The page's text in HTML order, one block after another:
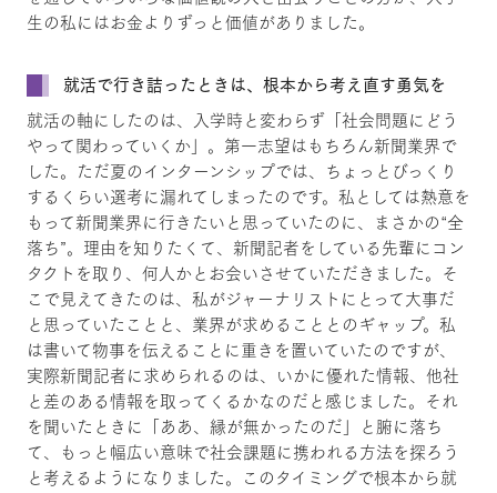
生の私にはお金よりずっと価値がありました。
就活で行き詰ったときは、根本から考え直す勇気を
就活の軸にしたのは、入学時と変わらず「社会問題にどう
やって関わっていくか」。第一志望はもちろん新聞業界で
した。ただ夏のインターンシップでは、ちょっとびっくり
するくらい選考に漏れてしまったのです。私としては熱意を
もって新聞業界に行きたいと思っていたのに、まさかの“全
落ち”。理由を知りたくて、新聞記者をしている先輩にコン
タクトを取り、何人かとお会いさせていただきました。そ
こで見えてきたのは、私がジャーナリストにとって大事だ
と思っていたことと、業界が求めることとのギャップ。私
は書いて物事を伝えることに重きを置いていたのですが、
実際新聞記者に求められるのは、いかに優れた情報、他社
と差のある情報を取ってくるかなのだと感じました。それ
を聞いたときに「ああ、縁が無かったのだ」と腑に落ち
て、もっと幅広い意味で社会課題に携われる方法を探ろう
と考えるようになりました。このタイミングで根本から就